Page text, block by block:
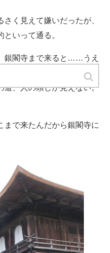
く見えて嫌いだったが、
いって通る。
銀閣寺まで来ると……うえ
道、人の頭しか見えない。
まで来たんだから銀閣寺に